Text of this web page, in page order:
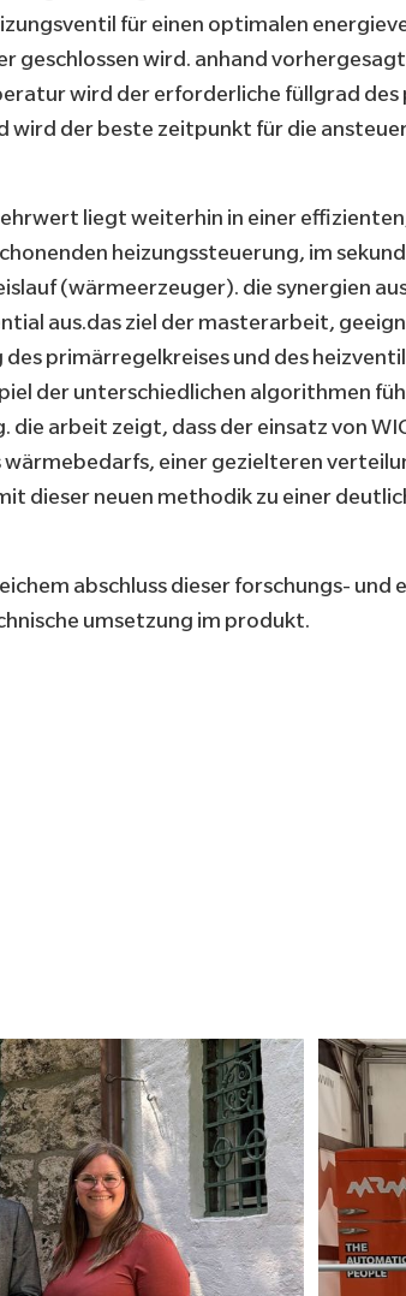
für einen optimalen
geschlossen wird. anhand
wird der erforderliche füllgrad
wird der beste zeitpunkt für die
liegt weiterhin in einer
heizungssteuerung, im
(wärmeerzeuger). die synergien
aus.das ziel der masterarbeit,
des primärregelkreises und des
der unterschiedlichen algorithmen
die arbeit zeigt, dass der einsatz von
wärmebedarfs, einer gezielteren
dieser neuen methodik zu einer
abschluss dieser forschungs- und
umsetzung im produkt.